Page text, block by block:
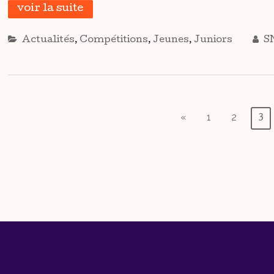
voir la suite
Actualités, Compétitions, Jeunes, Juniors
« 1 2 3